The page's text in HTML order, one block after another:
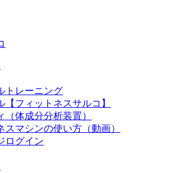
トレーニング
【フィットネスサルコ】
（体成分分析装置）
スマシンの使い方（動画）
ログイン